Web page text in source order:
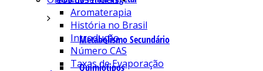
Metabolismo Secundário
Quimiotipos
Aromaterapia
História no Brasil
Introdução
Número CAS
Taxas de Evaporação